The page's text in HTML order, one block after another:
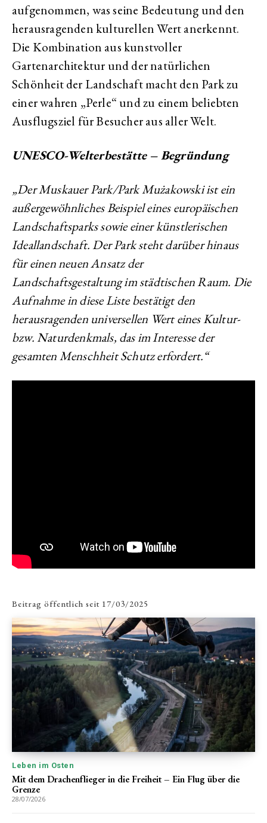
aufgenommen, was seine Bedeutung und den
herausragenden kulturellen Wert anerkennt.
Die Kombination aus kunstvoller
Gartenarchitektur und der natürlichen
Schönheit der Landschaft macht den Park zu
einer wahren „Perle“ und zu einem beliebten
Ausflugsziel für Besucher aus aller Welt.
UNESCO-Welterbestätte – Begründung
„Der Muskauer Park/Park Mużakowski ist ein
außergewöhnliches Beispiel eines europäischen
Landschaftsparks sowie einer künstlerischen
Ideallandschaft. Der Park steht darüber hinaus
für einen neuen Ansatz der
Landschaftsgestaltung im städtischen Raum. Die
Aufnahme in diese Liste bestätigt den
herausragenden universellen Wert eines Kultur-
bzw. Naturdenkmals, das im Interesse der
gesamten Menschheit Schutz erfordert.“
Beitrag öffentlich seit 17/03/2025
Leben im Osten
Mit dem Drachenflieger in die Freiheit – Ein Flug über die
Grenze
28/07/2026